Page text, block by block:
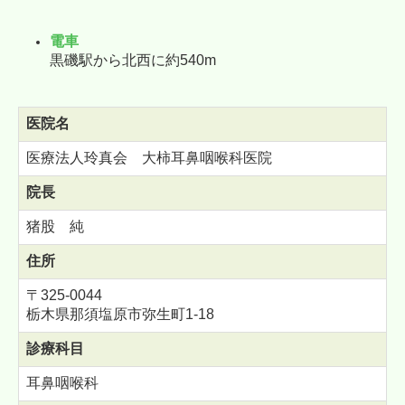
電車
黒磯駅から北西に約540m
医院名
医療法人玲真会 大柿耳鼻咽喉科医院
院長
猪股 純
住所
〒325-0044
栃木県那須塩原市弥生町1-18
診療科目
耳鼻咽喉科